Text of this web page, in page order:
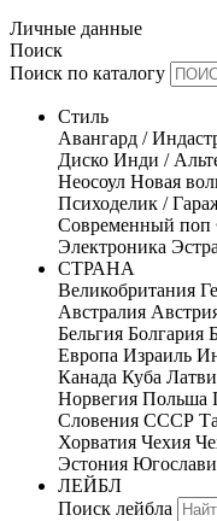
Личные данные
Поиск
Поиск по каталогу
Стиль
Авангард /
Диско Инди /
Неосоул Новая
Психоделик /
Современный поп
Электроника
СТРАНА
Великобритания
Австралия
Бельгия Болгария
Европа Израиль
Канада Куба
Норвегия Польша
Словения СССР
Хорватия Чехия
Эстония
ЛЕЙБЛ
Поиск лейбла